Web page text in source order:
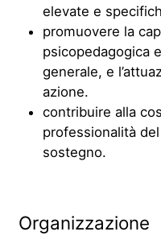
elevate e
promuovere la
psicopedagogica
generale, e
azione.
contribuire alla
professionalità
sostegno.
Organizzazione